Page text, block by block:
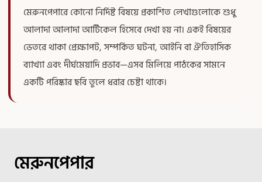
মেরুনপেপারে কোনো নির্দিষ্ট বিষয়ে প্রকাশিত লেখাগুলোকে শুধু
আলাদা আলাদা আর্টিকেল হিসেবে দেখা হয় না। একই বিষয়ের
ভেতরে থাকা প্রেক্ষাপট, সম্পর্কিত ঘটনা, আইনি বা ঐতিহাসিক
ব্যাখ্যা এবং দীর্ঘমেয়াদি প্রভাব—এসব মিলিয়ে পাঠকের সামনে
একটি পরিষ্কার ছবি তুলে ধরার চেষ্টা থাকে।
মেরুনপেপার